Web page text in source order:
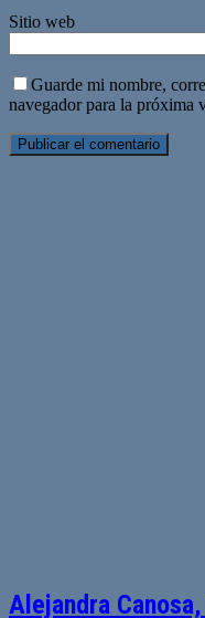
Sitio web
Guarde mi nombre,
navegador para la próxima
Alejandra